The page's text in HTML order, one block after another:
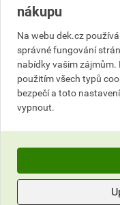
ocel DX53 +
oboustranný
ochrana proti
UV odolnost
odolnost proti
strukturovaný
moderní a
barevná
nákupu
Na webu dek.cz
správné fungování
nabídky vašim zájmům.
použitím všech typů
bezpečí a toto
vypnout.